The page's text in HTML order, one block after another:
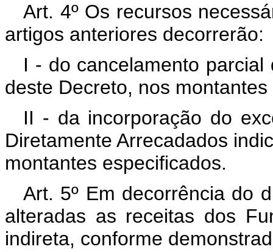
Art. 4º Os recursos
artigos anteriores decorrerão:
I - do cancelamento
deste Decreto, nos
II - da incorporação do
Diretamente Arrecadados
montantes especificados.
Art. 5º Em decorrência do
alteradas as receitas dos
indireta, conforme